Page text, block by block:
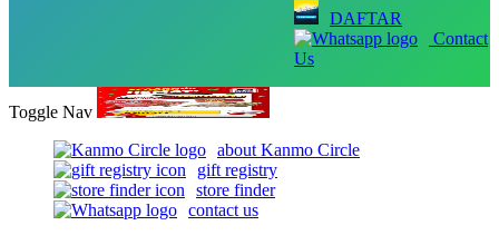
DAFTAR
Contact
Us
Toggle Nav
about Kanmo Circle
gift registry
store finder
contact us